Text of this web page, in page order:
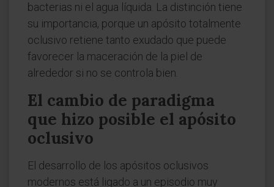
bacterias ni el agua líquida. La distinción tiene
su importancia, porque un apósito totalmente
oclusivo retiene tanto exudado que puede
favorecer la maceración de la piel de
alrededor si no se controla bien.
El cambio de paradigma
que hizo posible el apósito
oclusivo
El desarrollo de los apósitos oclusivos
modernos está ligado a un episodio muy